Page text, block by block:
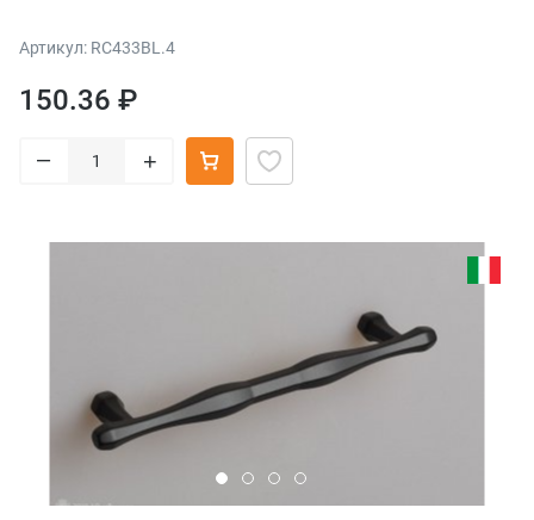
Артикул: RC433BL.4
150.36 ₽
– +